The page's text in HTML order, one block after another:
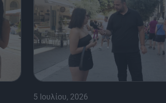
5 Ιουλίου, 2026